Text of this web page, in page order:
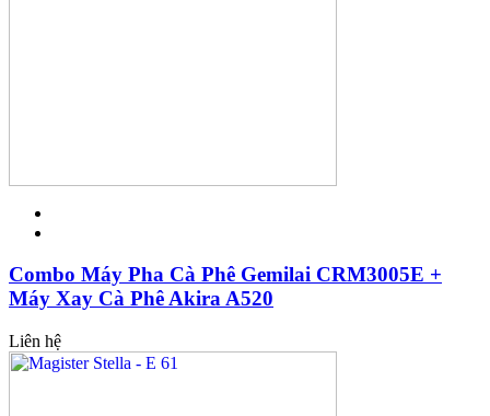
Combo Máy Pha Cà Phê Gemilai CRM3005E +
Máy Xay Cà Phê Akira A520
Liên hệ